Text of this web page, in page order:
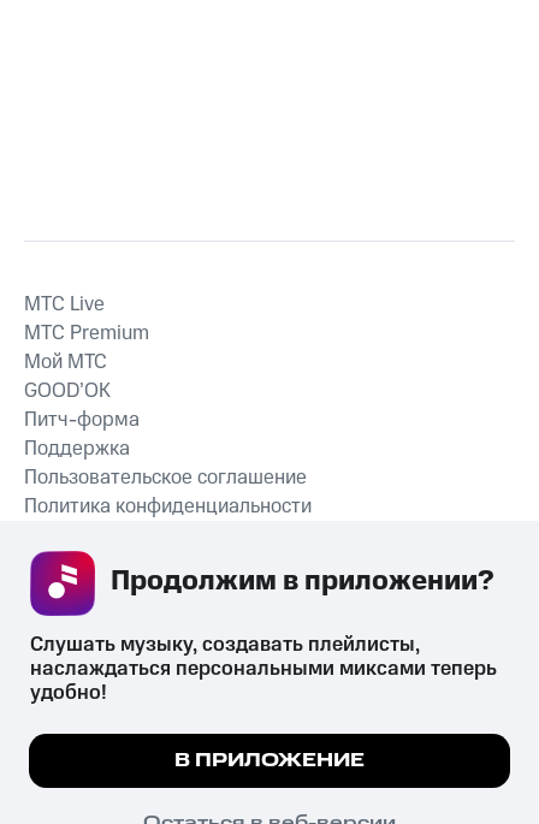
СКАЧАТЬ ПРИЛОЖЕНИЕ
MTС Live
MTС Premium
Мой МТС
GOOD’OK
Питч-форма
Поддержка
Пользовательское соглашение
Политика конфиденциальности
психотропных веществ, их аналогов причиняет вред здоровью,
их незаконный оборот запрещён и влечёт установленную
законодательством ответственность.
© 2026 ООО «КИОН».
Мы используем куки, чтобы на сайте все
Подробнее
ПОНЯТНО
Слушать музыку, создавать плейлисты,
наслаждаться персональными миксами теперь
удобно!
В ПРИЛОЖЕНИЕ